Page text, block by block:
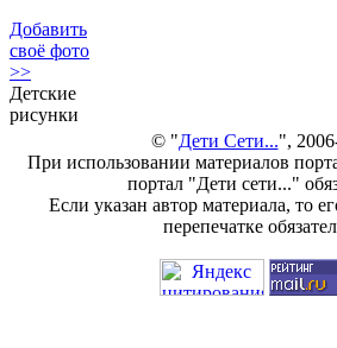
Добавить
своё фото
>>
Детские
рисунки
© "Дети Сети...",
При использовании материалов
портал "Дети сети..."
Если указан автор материала, то
перепечатке